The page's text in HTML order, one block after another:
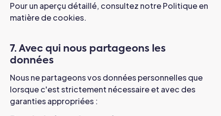
Pour un aperçu détaillé, consultez notre Politique en
matière de cookies.
7. Avec qui nous partageons les
données
Nous ne partageons vos données personnelles que
lorsque c'est strictement nécessaire et avec des
garanties appropriées :